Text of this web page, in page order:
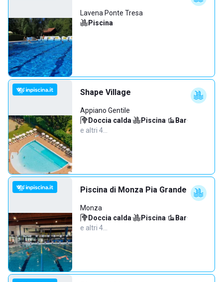
Lavena Ponte Tresa
Piscina
Shape Village
Appiano Gentile
Doccia calda· Piscina· Bar·
e altri 4…
Piscina di Monza Pia Grande
Monza
Doccia calda· Piscina· Bar·
e altri 4…